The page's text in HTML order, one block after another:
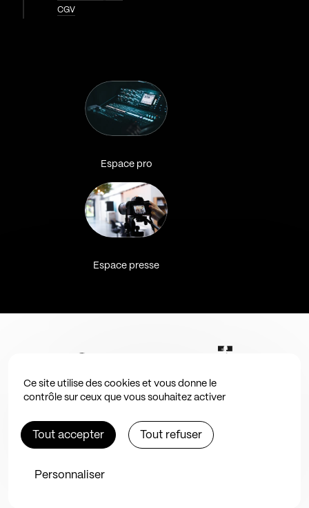
Ce site utilise des cookies et vous donne le
contrôle sur ceux que vous souhaitez activer
Tout accepter Tout refuser
Personnaliser
CGV
Espace pro
Espace presse